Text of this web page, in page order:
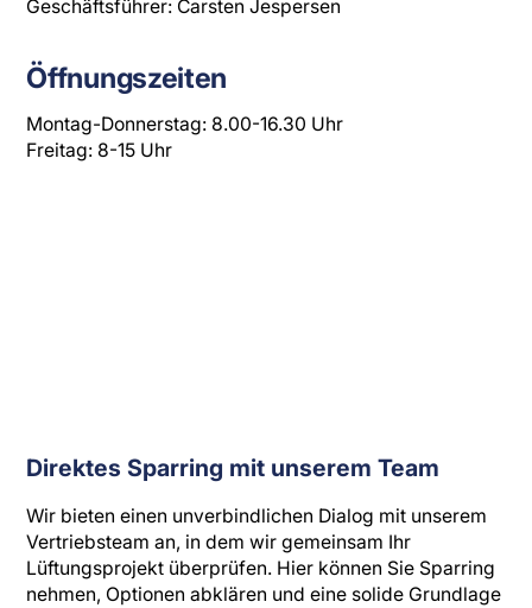
Geschäftsführer: Carsten Jespersen
Öffnungszeiten
Montag-Donnerstag: 8.00-16.30 Uhr
Freitag: 8-15 Uhr
Direktes Sparring mit unserem Team
Wir bieten einen unverbindlichen Dialog mit unserem
Vertriebsteam an, in dem wir gemeinsam Ihr
Lüftungsprojekt überprüfen. Hier können Sie Sparring
nehmen, Optionen abklären und eine solide Grundlage